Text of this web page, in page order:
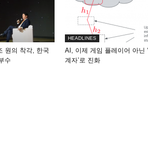
원의 착각, 한국
수
HEADLINES
AI, 이제 게임 플레이어 아닌
계자’로 진화